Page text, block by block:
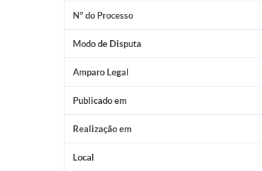
Nº do Processo
Modo de Disputa
Amparo Legal
Publicado em
Realização em
Local